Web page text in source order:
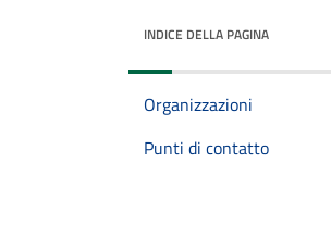
INDICE DELLA PAGINA
Organizzazioni
Punti di contatto